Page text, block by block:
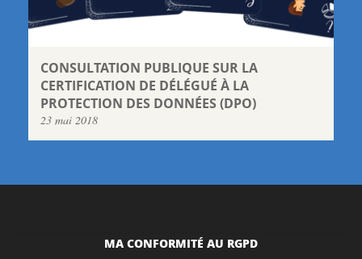
CONSULTATION PUBLIQUE SUR LA
CERTIFICATION DE DÉLÉGUÉ À LA
PROTECTION DES DONNÉES (DPO)
23 mai 2018
MA CONFORMITÉ AU RGPD